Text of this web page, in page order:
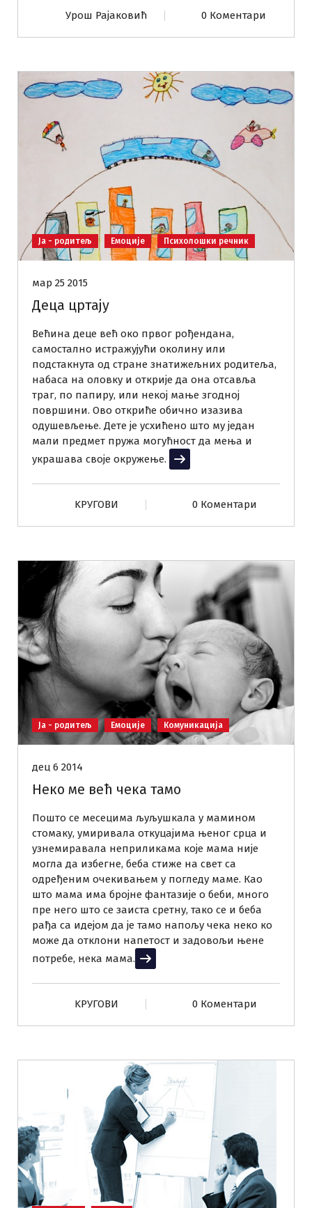
Урош Рајаковић 0 Коментари
Ја - родитељ Емоције Психолошки речник
мар 25 2015
Деца цртају
Већина деце већ око првог рођендана,
самостално истражујући околину или
подстакнута од стране знатижељних родитеља,
набаса на оловку и открије да она отсавља
траг, по папиру, или некој мање згодној
површини. Ово откриће обично изазива
одушевљење. Дете је усхићено што му један
мали предмет пружа могућност да мења и
украшава своје окружење.
Прочитај више
KРУГОВИ 0 Коментари
Ја - родитељ Емоције Комуникација
дец 6 2014
Неко ме већ чека тамо
Пошто се месецима љуљушкала у мамином
стомаку, умиривала откуцајима њеног срца и
узнемиравала неприликама које мама није
могла да избегне, беба стиже на свет са
одређеним очекивањем у погледу маме. Као
што мама има бројне фантазије о беби, много
пре него што се заиста сретну, тако се и беба
рађа са идејом да је тамо напољу чека неко ко
може да отклони напетост и задовољи њене
потребе, нека мама. Прочитај више
KРУГОВИ 0 Коментари